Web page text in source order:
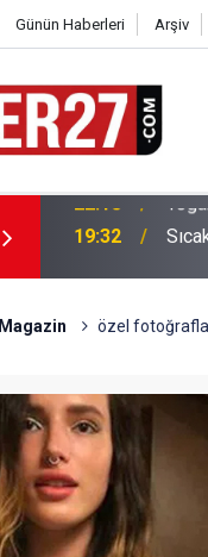
Günün Haberleri Arşiv
19:32
Magazin özel